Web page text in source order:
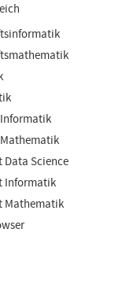
Data Science
Informatik
Mathematik